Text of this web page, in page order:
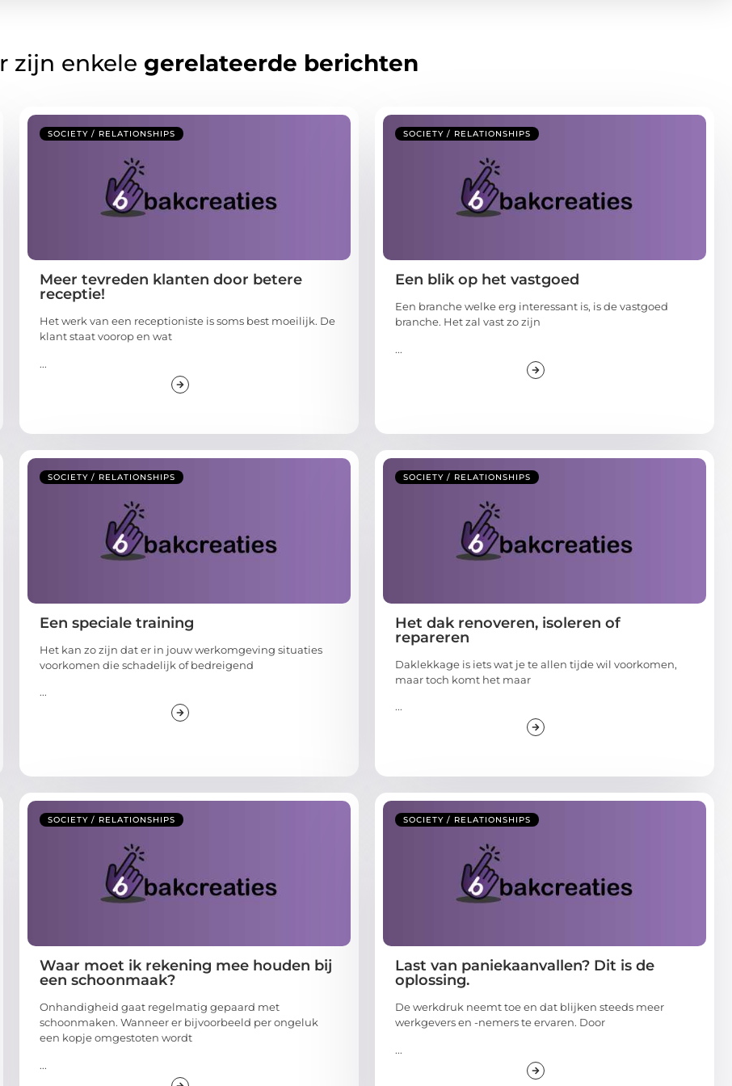
zijn enkele gerelateerde berichten
SOCIETY / RELATIONSHIPS
Meer tevreden klanten door betere
receptie!
Het werk van een receptioniste is soms best moeilijk. De
klant staat voorop en wat
...
SOCIETY / RELATIONSHIPS
Een blik op het vastgoed
Een branche welke erg interessant is, is de vastgoed
branche. Het zal vast zo zijn
...
SOCIETY / RELATIONSHIPS
Een speciale training
Het kan zo zijn dat er in jouw werkomgeving situaties
voorkomen die schadelijk of bedreigend
...
SOCIETY / RELATIONSHIPS
Het dak renoveren, isoleren of
repareren
Daklekkage is iets wat je te allen tijde wil voorkomen,
maar toch komt het maar
...
SOCIETY / RELATIONSHIPS
Waar moet ik rekening mee houden bij
een schoonmaak?
Onhandigheid gaat regelmatig gepaard met
schoonmaken. Wanneer er bijvoorbeeld per ongeluk
een kopje omgestoten wordt
...
SOCIETY / RELATIONSHIPS
Last van paniekaanvallen? Dit is de
oplossing.
De werkdruk neemt toe en dat blijken steeds meer
werkgevers en -nemers te ervaren. Door
...